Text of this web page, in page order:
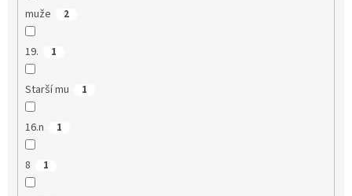
muže 2
19. 1
Starší mu 1
16.n 1
8 1